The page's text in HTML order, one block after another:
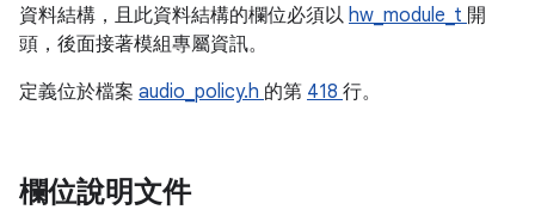
資料結構，且此資料結構的欄位必須以 hw_module_t 開
頭，後面接著模組專屬資訊。
定義位於檔案 audio_policy.h 的第 418 行。
欄位說明文件